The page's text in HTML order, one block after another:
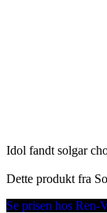
Idol fandt solgar
Dette produkt fra
Se prisen hos Ren-